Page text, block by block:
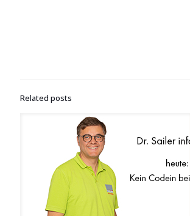
Related posts